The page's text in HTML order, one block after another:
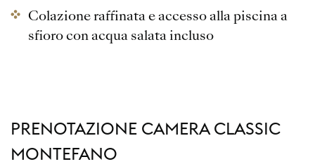
Colazione raffinata e accesso alla piscina a
sfioro con acqua salata incluso
PRENOTAZIONE CAMERA CLASSIC
MONTEFANO